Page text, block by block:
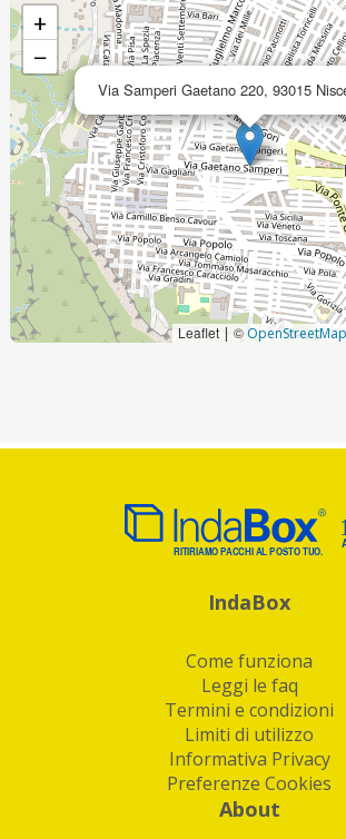
Via Samperi Gaetano 220, 93015
+
−
Leaflet | © OpenStreetMap
IndaBox
Come funziona
Leggi le faq
Termini e condizioni
Limiti di utilizzo
Informativa Privacy
Preferenze Cookies
About